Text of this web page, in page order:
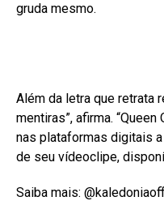
gruda mesmo.
Além da letra que retrata
mentiras”, afirma.
nas plataformas digitais
de seu vídeoclipe,
Saiba mais: